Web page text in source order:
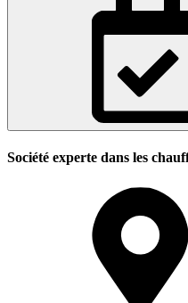
Société experte dans les